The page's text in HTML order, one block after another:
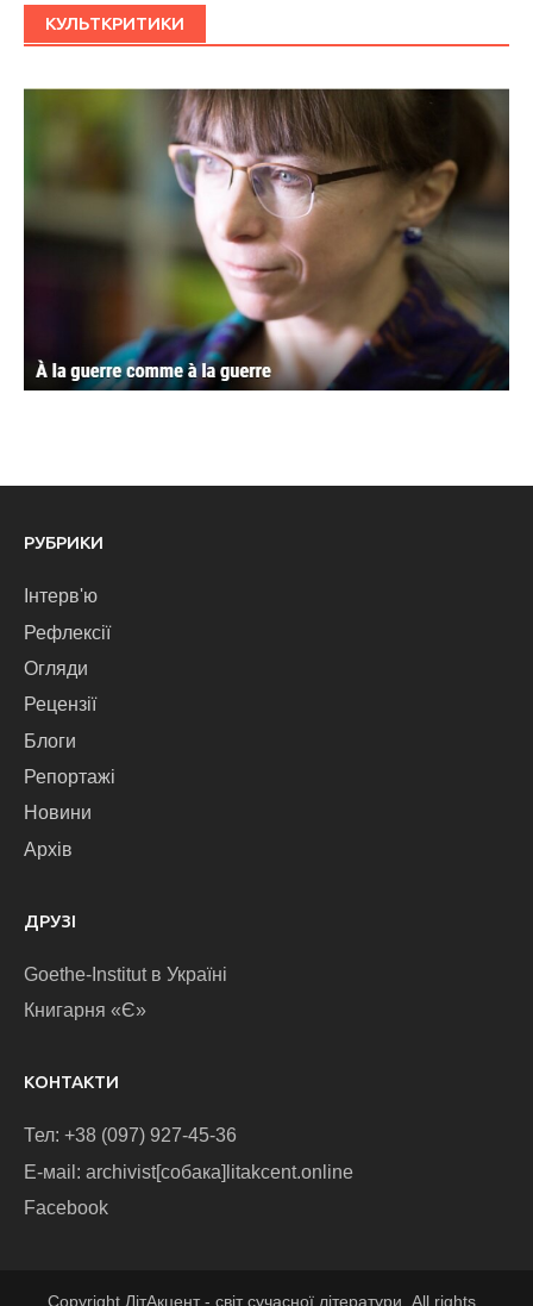
КУЛЬТКРИТИКИ
РУБРИКИ
Інтерв'ю
Рефлексії
Огляди
Рецензії
Блоги
Репортажі
Новини
Архів
ДРУЗІ
Goethe-Institut в Україні
Книгарня «Є»
КОНТАКТИ
Тел: +38 (097) 927-45-36
E-маіl: archivist[собака]litakcent.online
Facebook
Copyright ЛітАкцент - світ сучасної літератури. All rights